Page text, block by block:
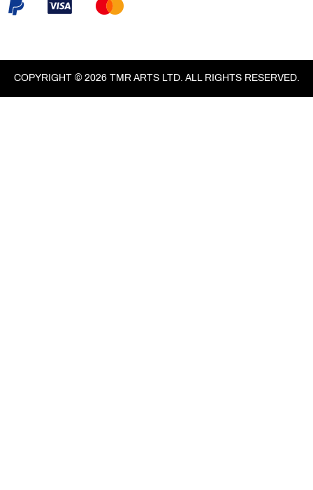
COPYRIGHT © 2026 TMR ARTS LTD. ALL RIGHTS RESERVED.